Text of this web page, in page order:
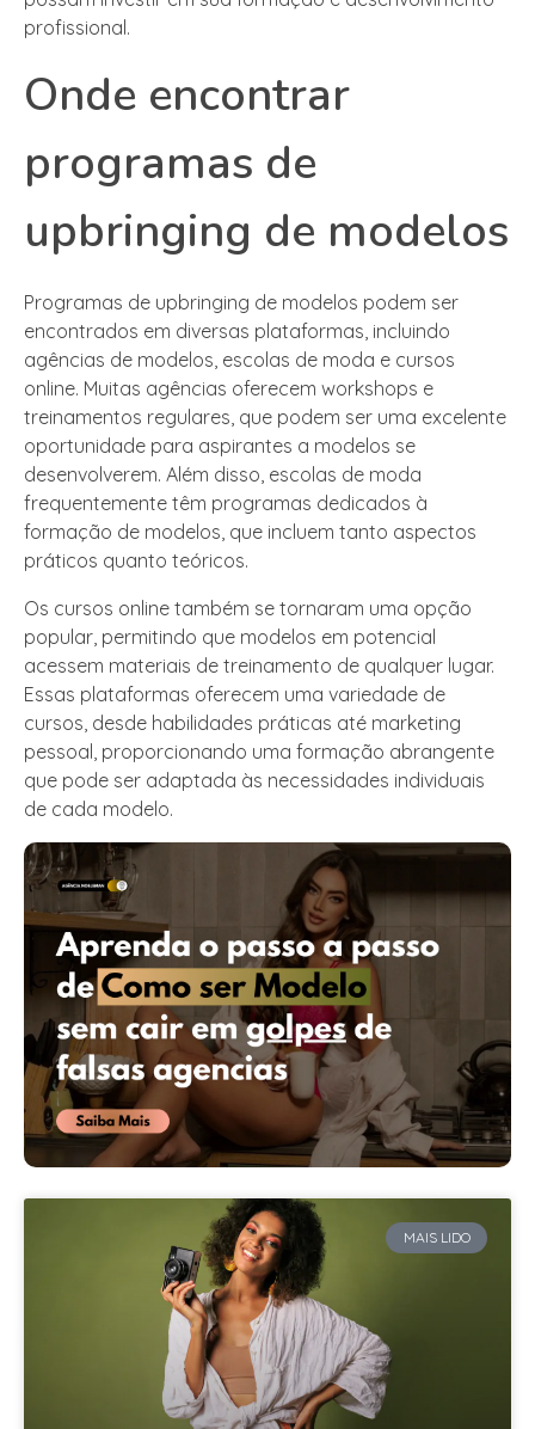
profissional.
Onde encontrar
programas de
upbringing de modelos
Programas de upbringing de modelos podem ser
encontrados em diversas plataformas, incluindo
agências de modelos, escolas de moda e cursos
online. Muitas agências oferecem workshops e
treinamentos regulares, que podem ser uma excelente
oportunidade para aspirantes a modelos se
desenvolverem. Além disso, escolas de moda
frequentemente têm programas dedicados à
formação de modelos, que incluem tanto aspectos
práticos quanto teóricos.
Os cursos online também se tornaram uma opção
popular, permitindo que modelos em potencial
acessem materiais de treinamento de qualquer lugar.
Essas plataformas oferecem uma variedade de
cursos, desde habilidades práticas até marketing
pessoal, proporcionando uma formação abrangente
que pode ser adaptada às necessidades individuais
de cada modelo.
MAIS LIDO